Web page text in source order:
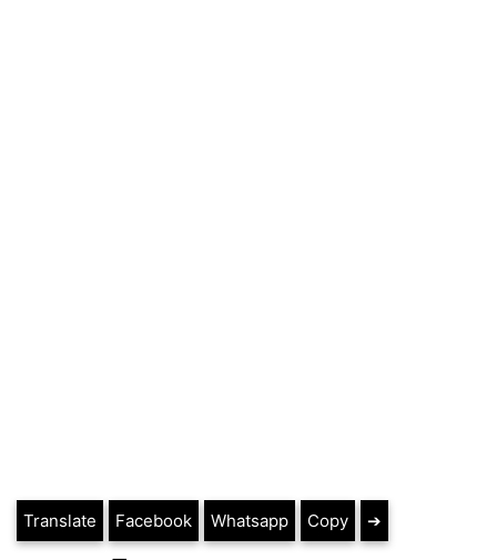
Translate Facebook Whatsapp Copy ➔